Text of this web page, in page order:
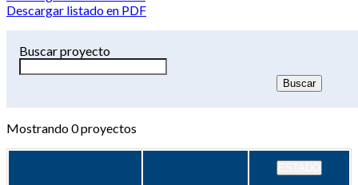
Descargar listado en PDF
Buscar proyecto
Mostrando0proyectos